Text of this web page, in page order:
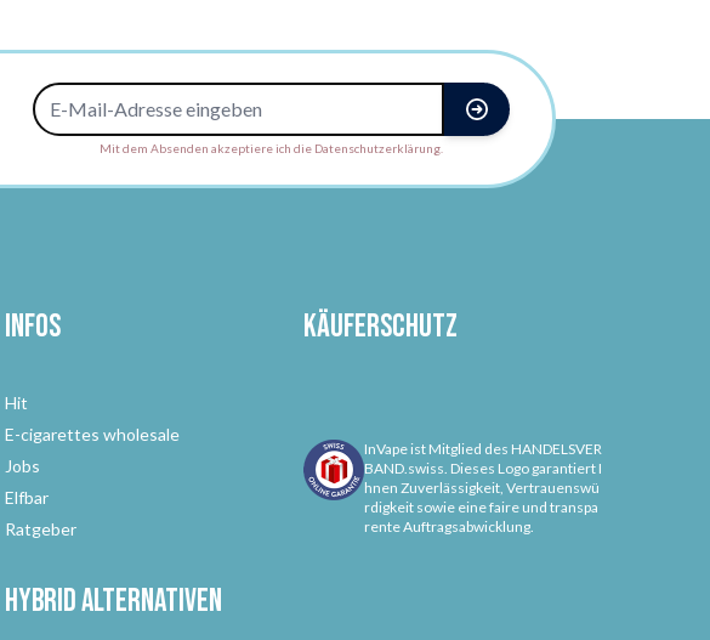
E-Mail-Adresse
Mit dem Absenden akzeptiere ich die Datenschutzerklärung.
Infos
Hit
E-cigarettes wholesale
Jobs
Elfbar
Ratgeber
Hybrid Alternativen
Käuferschutz
InVape ist Mitglied des HANDELSVER
BAND.swiss. Dieses Logo garantiert I
hnen Zuverlässigkeit, Vertrauenswü
rdigkeit sowie eine faire und transpa
rente Auftragsabwicklung.